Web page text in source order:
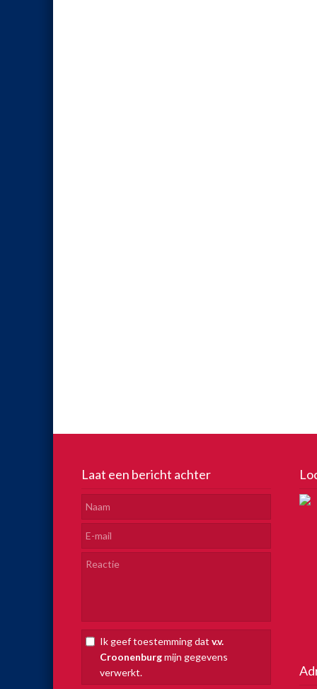
Laat een bericht achter
Ik geef toestemming dat v.v.
Croonenburgmijn gegevens
verwerkt.